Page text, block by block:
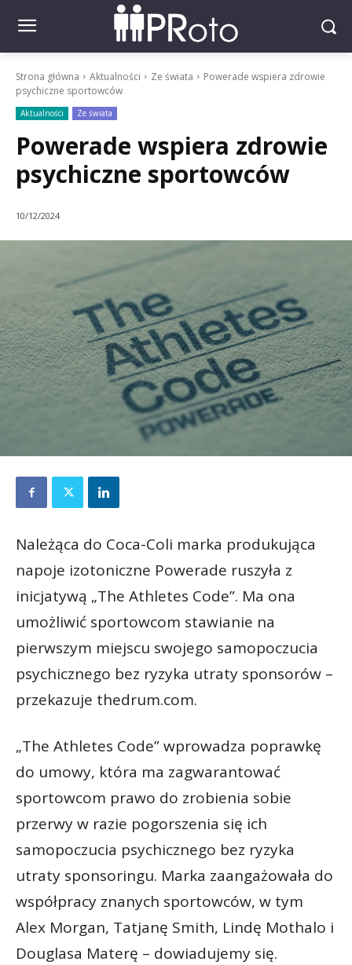
Strona główna Aktualności Ze świata
Powerade wspiera zdrowie
psychiczne sportowców
Aktualności Ze świata
Powerade wspiera zdrowie
psychiczne sportowców
10/12/2024
Należąca do Coca-Coli marka produkująca
napoje izotoniczne Powerade ruszyła z
inicjatywą „The Athletes Code”. Ma ona
umożliwić sportowcom stawianie na
pierwszym miejscu swojego samopoczucia
psychicznego bez ryzyka utraty sponsorów –
przekazuje thedrum.com.
„The Athletes Code” wprowadza poprawkę
do umowy, która ma zagwarantować
sportowcom prawo do zrobienia sobie
przerwy w razie pogorszenia się ich
samopoczucia psychicznego bez ryzyka
utraty sponsoringu. Marka zaangażowała do
współpracy znanych sportowców, w tym
Alex Morgan, Tatjanę Smith, Lindę Mothalo i
Douglasa Materę – dowiadujemy się.